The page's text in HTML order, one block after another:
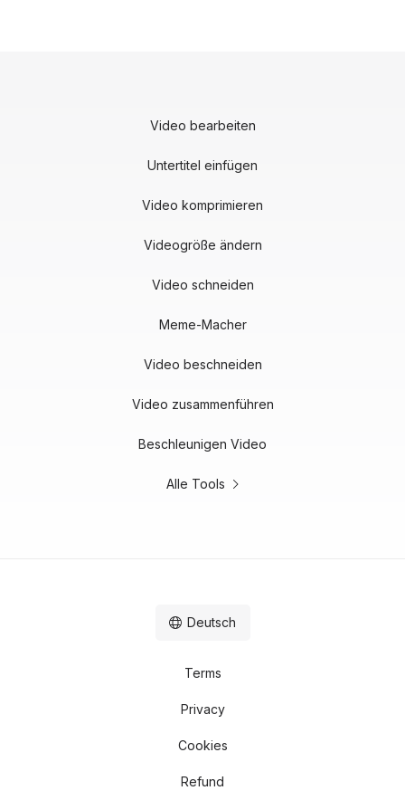
Video bearbeiten
Untertitel einfügen
Video komprimieren
Videogröße ändern
Video schneiden
Meme-Macher
Video beschneiden
Video zusammenführen
Beschleunigen Video
Alle Tools
Terms
Privacy
Cookies
Refund
Deutsch